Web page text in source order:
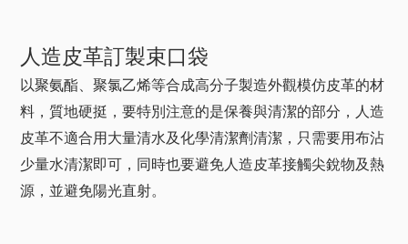
人造皮革訂製束口袋
以聚氨酯、聚氯乙烯等合成高分子製造外觀模仿皮革的材
料，質地硬挺，要特別注意的是保養與清潔的部分，人造
皮革不適合用大量清水及化學清潔劑清潔，只需要用布沾
少量水清潔即可，同時也要避免人造皮革接觸尖銳物及熱
源，並避免陽光直射。